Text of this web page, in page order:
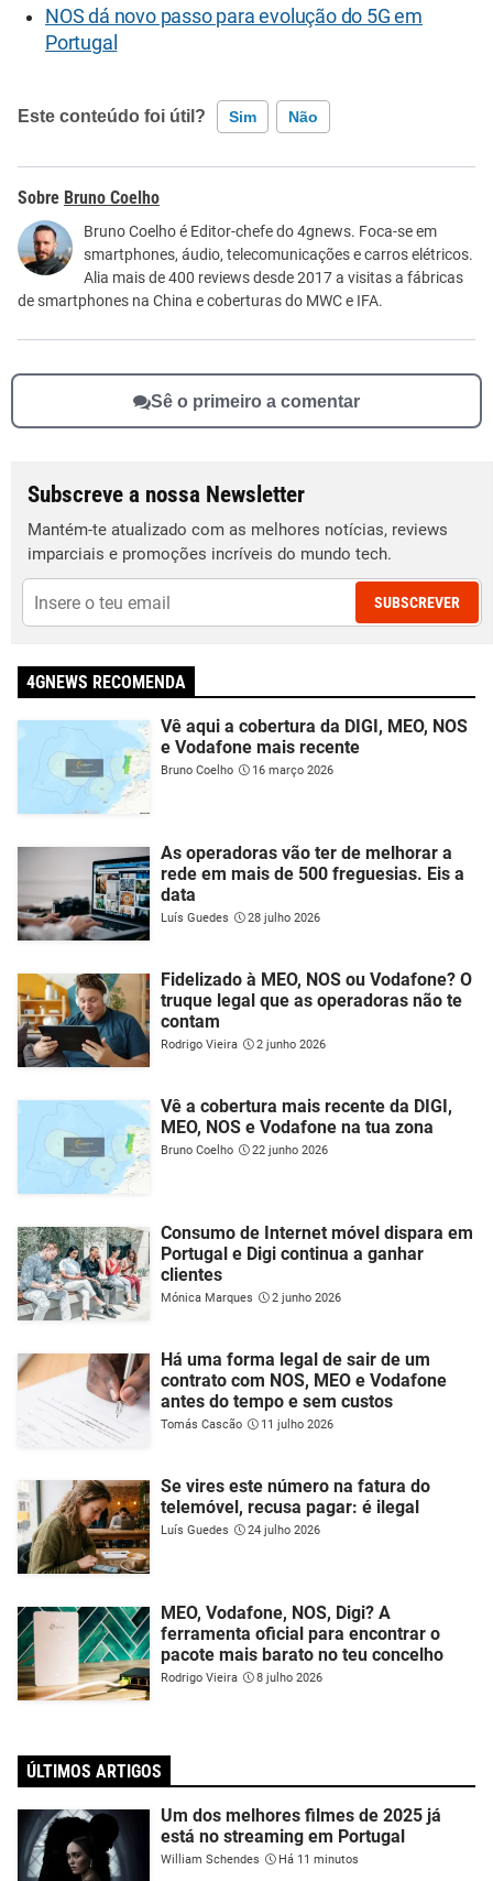
NOS dá novo passo para evolução do 5G em
Portugal
Este conteúdo foi útil? Sim Não
Este conteúdo contém informação incorreta
Este conteúdo não tem a informação que procuro
Outro
Bruno Coelho
Bruno Coelho é Editor-chefe do 4gnews. Foca-se em
smartphones, áudio, telecomunicações e carros elétricos.
Alia mais de 400 reviews desde 2017 a visitas a fábricas
de smartphones na China e coberturas do MWC e IFA.
Sê o primeiro a comentar
Subscreve a nossa Newsletter
Mantém-te atualizado com as melhores notícias, reviews
imparciais e promoções incríveis do mundo tech.
SUBSCREVER
4GNEWS RECOMENDA
Vê aqui a cobertura da DIGI, MEO, NOS
e Vodafone mais recente
Bruno Coelho 16 março 2026
As operadoras vão ter de melhorar a
rede em mais de 500 freguesias. Eis a
data
Luís Guedes 28 julho 2026
Fidelizado à MEO, NOS ou Vodafone? O
truque legal que as operadoras não te
contam
Rodrigo Vieira 2 junho 2026
Vê a cobertura mais recente da DIGI,
MEO, NOS e Vodafone na tua zona
Bruno Coelho 22 junho 2026
Consumo de Internet móvel dispara em
Portugal e Digi continua a ganhar
clientes
Mónica Marques 2 junho 2026
Há uma forma legal de sair de um
contrato com NOS, MEO e Vodafone
antes do tempo e sem custos
Tomás Cascão 11 julho 2026
Se vires este número na fatura do
telemóvel, recusa pagar: é ilegal
Luís Guedes 24 julho 2026
MEO, Vodafone, NOS, Digi? A
ferramenta oficial para encontrar o
pacote mais barato no teu concelho
Rodrigo Vieira 8 julho 2026
ÚLTIMOS ARTIGOS
Um dos melhores filmes de 2025 já
está no streaming em Portugal
William Schendes Há 11 minutos